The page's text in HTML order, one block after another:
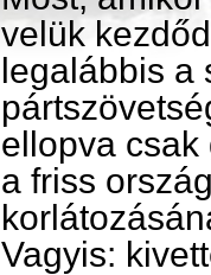
velük
legalábbis a
ellopva csak
a friss
Vagyis: